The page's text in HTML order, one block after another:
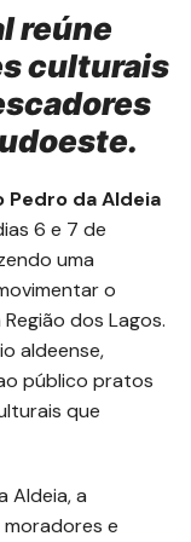
reúne
culturais
Pedro da Aldeia
6 e 7 de
uma
o
dos Lagos.
aldeense,
público pratos
que
Aldeia, a
e